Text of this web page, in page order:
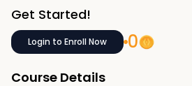
Get Started!
Login to Enroll Now 0
Course Details